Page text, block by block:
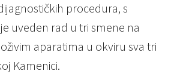
procedura, s
uveden rad u tri smene na
aparatima u okviru sva tri
Kamenici.